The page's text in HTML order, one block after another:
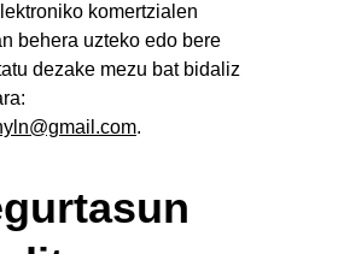
komertzialen
behera uzteko edo bere
dezake mezu bat bidaliz
.